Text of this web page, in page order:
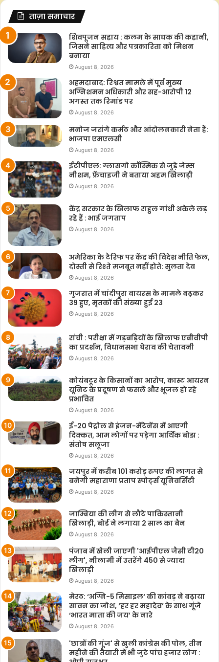
ताज़ा समाचार
शिवपूजन सहाय : कलम के साधक की कहानी,
जिसने साहित्य और पत्रकारिता को मिशन
बनाया
August 8, 2026
अहमदाबाद: रिश्वत मामले में पूर्व मुख्य
अग्निशमन अधिकारी और सह-आरोपी 12
अगस्त तक रिमांड पर
August 8, 2026
मनोज जरांगे कर्मठ और आंदोलनकारी नेता हैं:
भाजपा एमएलसी
August 8, 2026
ईटीपीएल: ग्लासगो कॉस्मिक से जुड़े जेम्स
नीशम, फ्रेंचाइजी ने बताया अहम खिलाड़ी
August 8, 2026
केंद्र सरकार के खिलाफ राहुल गांधी अकेले लड़
रहे हैं : भाई जगताप
August 8, 2026
अमेरिका के टैरिफ पर केंद्र की विदेश नीति फेल,
दोस्ती से रिश्ते मजबूत नहीं होते: सुलता देव
August 8, 2026
गुजरात में चांदीपुरा वायरस के मामले बढ़कर
39 हुए, मृतकों की संख्या हुई 23
August 8, 2026
रांची : परीक्षा में गड़बड़ियों के खिलाफ एबीवीपी
का प्रदर्शन, विधानसभा घेराव की चेतावनी
August 8, 2026
कोयंबटूर के किसानों का आरोप, कास्ट आयरन
यूनिट के प्रदूषण से फसलें और भूजल हो रहे
प्रभावित
August 8, 2026
ई-20 पेट्रोल से इंजन-मेंटेनेंस में आएगी
दिक्कत, आम लोगों पर पड़ेगा आर्थिक बोझ :
संतोष सलूजा
August 8, 2026
जयपुर में करीब 101 करोड़ रुपए की लागत से
बनेगी महाराणा प्रताप स्पोर्ट्स यूनिवर्सिटी
August 8, 2026
जाम्बिया की लीग से लौटे पाकिस्तानी
खिलाड़ी, बोर्ड ने लगाया 2 साल का बैन
August 8, 2026
पंजाब में खेली जाएगी 'आईपीएल जैसी टी20
लीग', नीलामी में उतरेंगे 450 से ज्यादा
खिलाड़ी
August 8, 2026
मेरठ: ‘अग्नि-5 मिसाइल‘ की कांवड़ ने बढ़ाया
सावन का जोश, ‘हर हर महादेव’ के साथ गूंजे
‘भारत माता की जय’ के नारे
August 8, 2026
'छात्रों की गूंज' से खुली कांग्रेस की पोल, तीन
महीने की तैयारी में भी जुटे पांच हजार लोग :